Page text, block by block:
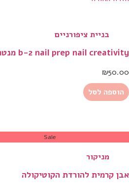
בניית ציפורניים
b-2 nail prep nail creativity מנטרל שומן
₪50.00
הוספה לסל
Sale
מניקור
אבן קרמית להורדת הקוטיקולה